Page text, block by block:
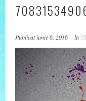
Publicatiunie 6, 2016 la